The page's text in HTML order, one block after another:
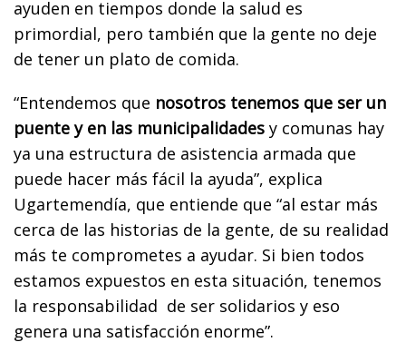
ayuden en tiempos donde la salud es
primordial, pero también que la gente no deje
de tener un plato de comida.
“Entendemos que nosotros tenemos que ser un
puente y en las municipalidades y comunas hay
ya una estructura de asistencia armada que
puede hacer más fácil la ayuda”, explica
Ugartemendía, que entiende que “al estar más
cerca de las historias de la gente, de su realidad
más te comprometes a ayudar. Si bien todos
estamos expuestos en esta situación, tenemos
la responsabilidad de ser solidarios y eso
genera una satisfacción enorme”.